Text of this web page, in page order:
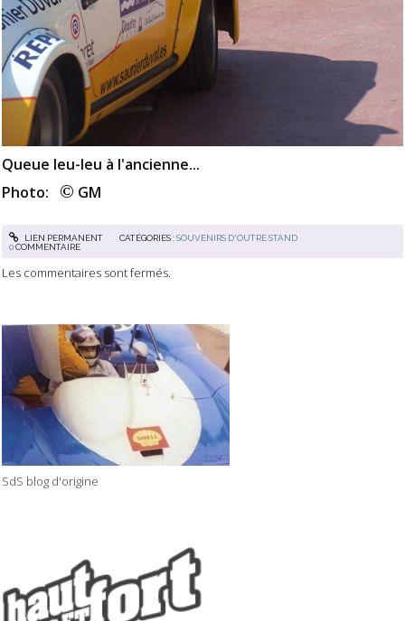
SdS blog d'origine
Queue leu-leu à l'ancienne...
Photo: © GM
LIEN PERMANENT CATÉGORIES :SOUVENIRS D'OUTRE STAND
0COMMENTAIRE
Les commentaires sont fermés.